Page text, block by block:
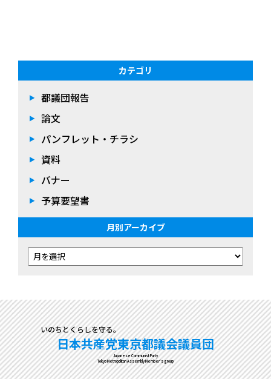
カテゴリ
都議団報告
論文
パンフレット・チラシ
資料
バナー
予算要望書
月別アーカイブ
いのちとくらしを守る。
日本共産党東京都議会議員団
Japanese Communist Party
Tokyo Metropolitan Assembly Member's group